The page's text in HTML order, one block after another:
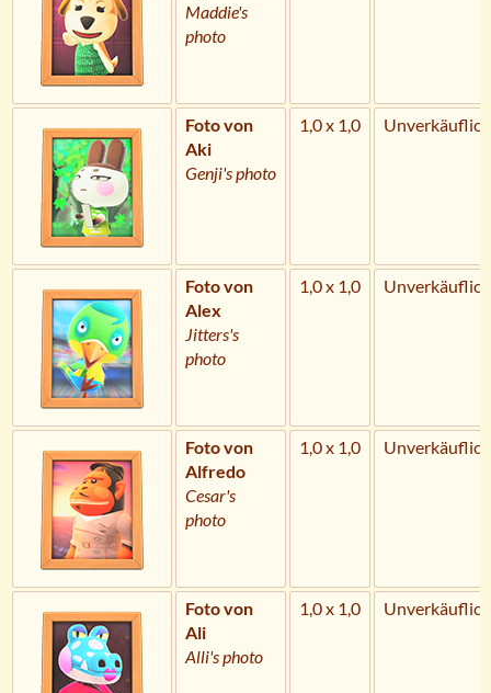
Maddie's
photo
Foto von
Aki
Genji's photo
1,0 x 1,0 Unverkäuflich
Foto von
Alex
Jitters's
photo
1,0 x 1,0 Unverkäuflich
Foto von
Alfredo
Cesar's
photo
1,0 x 1,0 Unverkäuflich
Foto von
Ali
Alli's photo
1,0 x 1,0 Unverkäuflich